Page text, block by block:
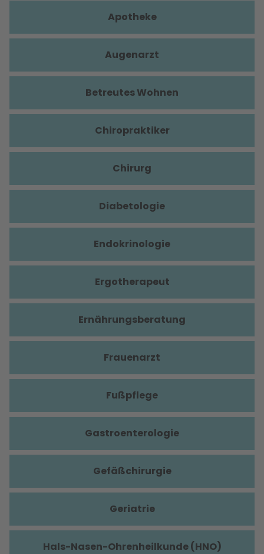
Apotheke
Augenarzt
Betreutes Wohnen
Chiropraktiker
Chirurg
Diabetologie
Endokrinologie
Ergotherapeut
Ernährungsberatung
Frauenarzt
Fußpflege
Gastroenterologie
Gefäßchirurgie
Geriatrie
Hals-Nasen-Ohrenheilkunde (HNO)